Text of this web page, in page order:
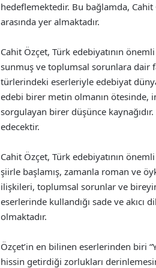
hedeflemektedir. Bu bağlamda,
arasında yer almaktadır.
Cahit Özçet, Türk edebiyatının
sunmuş ve toplumsal sorunlara dair
türlerindeki eserleriyle edebiyat
edebi birer metin olmanın ötesinde,
sorgulayan birer düşünce
edecektir.
Cahit Özçet, Türk edebiyatının
şiirle başlamış, zamanla roman ve
ilişkileri, toplumsal sorunlar ve
eserlerinde kullandığı sade ve akıcı
olmaktadır.
Özçet’in en bilinen eserlerinden biri
hissin getirdiği zorlukları